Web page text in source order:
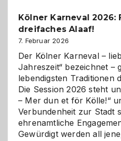
Kölner Karneval 2026:
dreifaches Alaaf!
7. Februar 2026
Der Kölner Karneval –
Jahreszeit“ bezeichnet –
lebendigsten Traditionen
Die Session 2026 steht
– Mer dun et för Kölle!“
Verbundenheit zur Stadt
ehrenamtliche
Gewürdigt werden all